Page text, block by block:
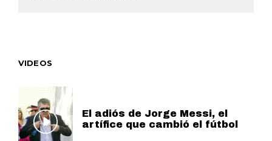
VIDEOS
El adiós de Jorge Messi, el
artífice que cambió el fútbol